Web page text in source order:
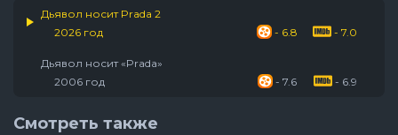
Дьявол носит Prada 2
2026 год
- 6.8 - 7.0
Дьявол носит «Prada»
2006 год
- 7.6 - 6.9
Смотреть также